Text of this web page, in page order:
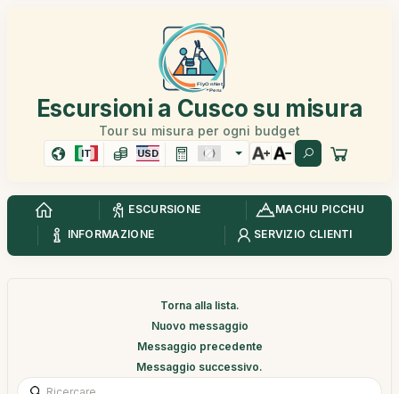
Escursioni a Cusco su misura
Tour su misura per ogni budget
IT USD
ESCURSIONE
MACHU PICCHU
INFORMAZIONE
SERVIZIO CLIENTI
Torna alla lista.
Nuovo messaggio
Messaggio precedente
Messaggio successivo.